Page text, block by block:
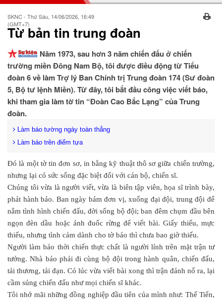
SKNC - Thứ Sáu, 14/06/2026, 16:49
(GMT+7)
Từ bản tin trung đoàn
Năm 1973, sau hơn 3 năm chiến đấu ở chiến
trường miền Đông Nam Bộ, tôi được điều động từ Tiểu
đoàn 6 về làm Trợ lý Ban Chính trị Trung đoàn 174 (Sư đoàn
5, Bộ tư lệnh Miền). Từ đây, tôi bắt đầu công việc viết báo,
khi tham gia làm tờ tin “Đoàn Cao Bắc Lạng” của Trung
đoàn.
Làm báo tường ngày toàn thắng
Làm báo trên điểm tựa
Đó là một tờ tin đơn sơ, in bằng kỹ thuật thô sơ giữa chiến trường,
nhưng lại có sức sống đặc biệt đối với cán bộ, chiến sĩ.
Chúng tôi vừa là người viết, vừa là biên tập viên, họa sĩ trình bày,
phát hành báo. Ban ngày bám đơn vị, xuống đại đội, trung đội để
nắm tình hình chiến đấu, đời sống bộ đội; ban đêm chụm đầu bên
ngọn đèn dầu hoặc ánh đuốc rừng để viết bài. Giấy thiếu, mực
thiếu, nhưng tình cảm dành cho tờ báo thì chưa bao giờ thiếu.
Người làm báo thời chiến thực chất là người lính trên mặt trận tư
tưởng. Nhà báo phải đi cùng bộ đội trong hành quân, chiến đấu,
tải thương, tải đạn. Có lúc vừa viết bài xong thì trận đánh nổ ra, lại
cầm súng chiến đấu như mọi chiến sĩ khác.
Tôi nhớ mãi những đồng nghiệp đầu tiên của mình như: Thế Tiến,